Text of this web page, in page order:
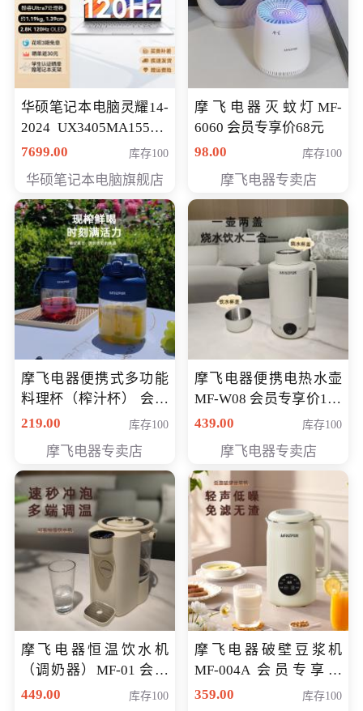
华硕笔记本电脑灵耀14-
2024 UX3405MA155夜
空蓝 oled 智慧轻薄本 会
7699.00 库存100
华硕笔记本电脑旗舰店
摩飞电器灭蚊灯MF-
6060 会员专享价68元
98.00
库存100
摩飞电器专卖店
摩飞电器便携式多功能
料理杯（榨汁杯） 会员
专享价118元
219.00 库存100
摩飞电器专卖店
摩飞电器便携电热水壶
MF-W08 会员专享价198
元
439.00 库存100
摩飞电器专卖店
摩飞电器恒温饮水机
（调奶器）MF-01 会员
专享价366元
449.00 库存100
摩飞电器破壁豆浆机
MF-004A 会员专享价
168元
359.00 库存100